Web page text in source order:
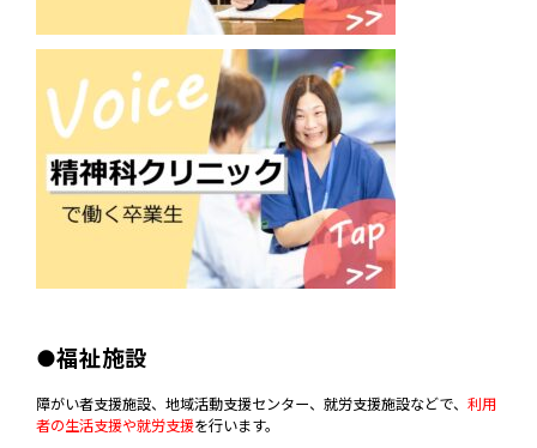
●福祉施設
障がい者支援施設、地域活動支援センター、就労支援施設などで、 利用
者の生活支援や就労支援を行います。